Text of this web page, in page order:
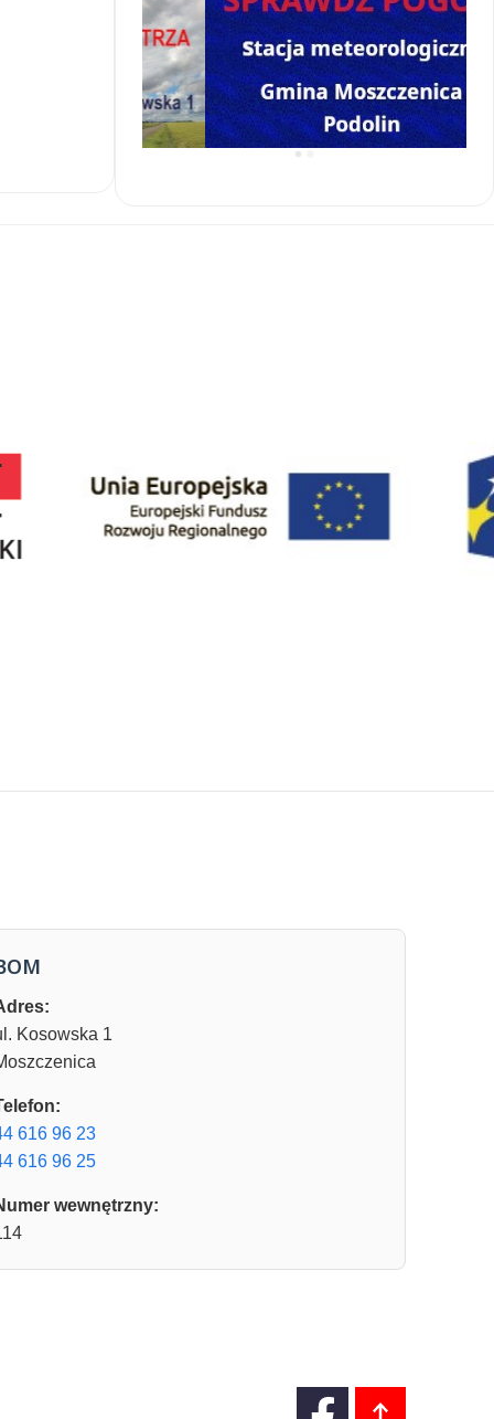
Kosowska 1
616 96 23
616 96 25
wewnętrzny: